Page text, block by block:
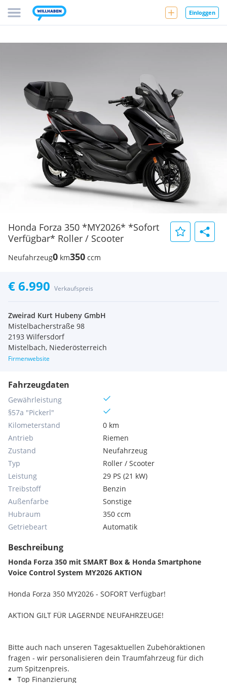
Einloggen
Honda Forza 350 *MY2026* *Sofort
Verfügbar* Roller / Scooter
Neufahrzeug0 km350 ccm
€ 6.990 Verkaufspreis
Zweirad Kurt Hubeny GmbH
Mistelbacherstraße 98
2193 Wilfersdorf
Mistelbach, Niederösterreich
Firmenwebsite
Fahrzeugdaten
Gewährleistung
§57a "Pickerl"
Kilometerstand
0 km
Antrieb
Riemen
Zustand
Neufahrzeug
Typ
Roller / Scooter
Leistung
29 PS (21 kW)
Treibstoff
Benzin
Außenfarbe
Sonstige
Hubraum
350 ccm
Getriebeart
Automatik
Beschreibung
Honda Forza 350 mit SMART Box & Honda Smartphone
Voice Control System MY2026 AKTION
Honda Forza 350 MY2026 - SOFORT Verfügbar!
AKTION GILT FÜR LAGERNDE NEUFAHRZEUGE!
Bitte auch nach unseren Tagesaktuellen Zubehöraktionen
fragen - wir personalisieren dein Traumfahrzeug für dich
zum Spitzenpreis.
Top Finanzierung